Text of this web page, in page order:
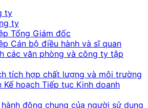
ty
ty
Tổng Giám đốc
Cán bộ điều hành và sĩ quan
các văn phòng và công ty tập
tích hợp chất lượng và môi trường
Kế hoạch Tiếp tục Kinh doanh
hành động chung của người sử dụng